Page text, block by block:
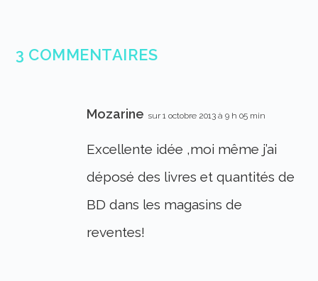
3 COMMENTAIRES
Mozarine sur 1 octobre 2013 à 9 h 05 min
Excellente idée ,moi même j’ai
déposé des livres et quantités de
BD dans les magasins de
reventes!